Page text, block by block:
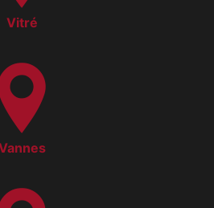
Vitré